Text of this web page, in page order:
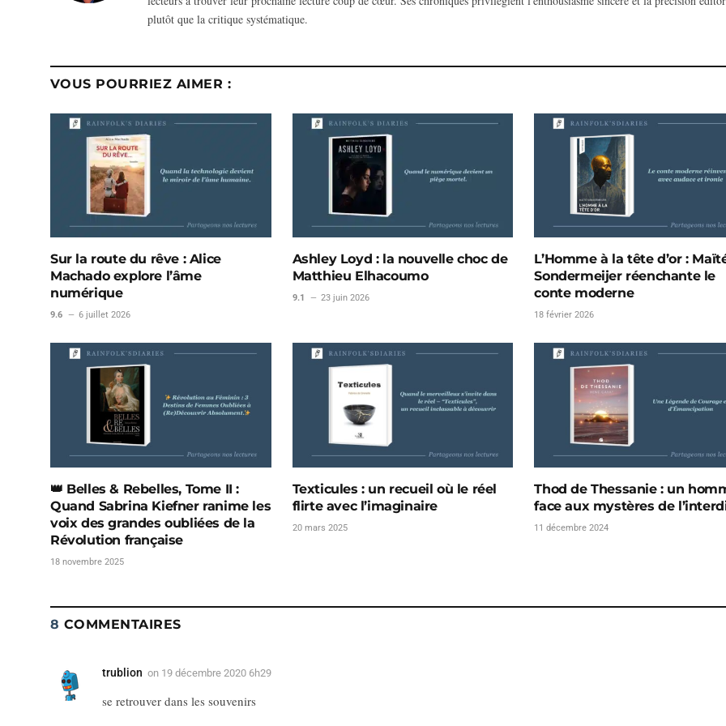
plutôt que la critique systématique.
VOUS POURRIEZ AIMER :
Sur la route du rêve : Alice
Machado explore l’âme
numérique
9.6 6 juillet 2026
Ashley Loyd : la nouvelle choc de
Matthieu Elhacoumo
9.1 23 juin 2026
L’Homme à la tête d’or :
Sondermeijer réenchante le
conte moderne
18 février 2026
👑 Belles & Rebelles, Tome II :
Quand Sabrina Kiefner ranime les
voix des grandes oubliées de la
Révolution française
18 novembre 2025
Texticules : un recueil où le réel
flirte avec l’imaginaire
20 mars 2025
Thod de Thessanie : un
face aux mystères de
11 décembre 2024
8 COMMENTAIRES
trublion on 19 décembre 2020 6h29
se retrouver dans les souvenirs